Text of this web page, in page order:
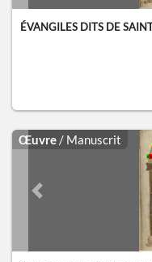
ÉVANGILES DITS DE
Œuvre / Manuscrit
Previous slide